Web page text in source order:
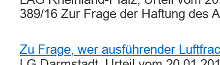
389/16 Zur Frage der Haftung des
Zu Frage, wer ausführender